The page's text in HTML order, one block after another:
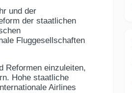
und der
der staatlichen
Fluggesellschaften
Reformen einzuleiten,
Hohe staatliche
Airlines